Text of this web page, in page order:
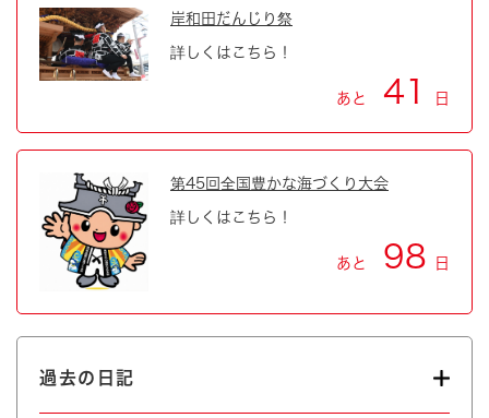
岸和田だんじり祭
詳しくはこちら！
あと 41 日
第45回全国豊かな海づくり大会
詳しくはこちら！
あと 98 日
過去の日記